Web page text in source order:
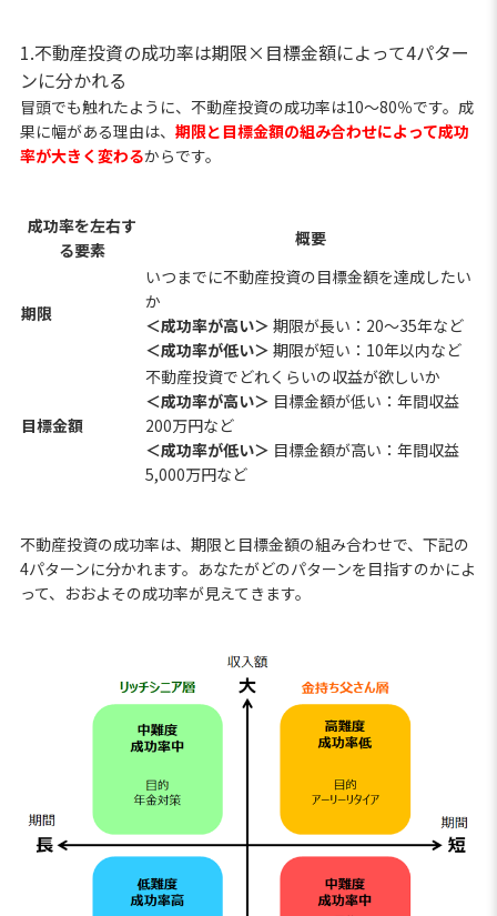
1.不動産投資の成功率は期限×目標金額によって4パター
ンに分かれる
冒頭でも触れたように、不動産投資の成功率は10～80％です。成
果に幅がある理由は、 期限と目標金額の組み合わせによって成功
率が大きく変わるからです。
成功率を左右す
る要素
概要
期限
いつまでに不動産投資の目標金額を達成したい
か
＜成功率が高い＞ 期限が長い：20～35年など
＜成功率が低い＞ 期限が短い：10年以内など
目標金額
不動産投資でどれくらいの収益が欲しいか
＜成功率が高い＞ 目標金額が低い：年間収益
200万円など
＜成功率が低い＞ 目標金額が高い：年間収益
5,000万円など
不動産投資の成功率は、期限と目標金額の組み合わせで、下記の
4パターンに分かれます。あなたがどのパターンを目指すのかによ
って、おおよその成功率が見えてきます。